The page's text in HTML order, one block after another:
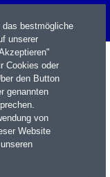
bestmögliche
unserer
Cookies oder
den Button
genannten
von
Website